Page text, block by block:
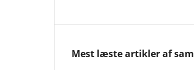
Mest læste artikler af